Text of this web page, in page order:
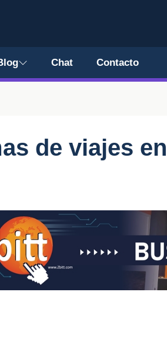
Chat Contacto
de viajes